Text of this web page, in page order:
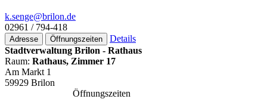
k.senge@­brilon.de
02961 / 794-418
Adresse Öffnungszeiten
Details
Stadtverwaltung Brilon - Rathaus
Raum: Rathaus, Zimmer 17
Am Markt 1
59929 Brilon
Öffnungszeiten